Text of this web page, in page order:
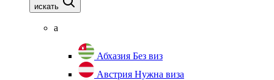
искать
а
Абхазия Без виз
Австрия Нужна виза